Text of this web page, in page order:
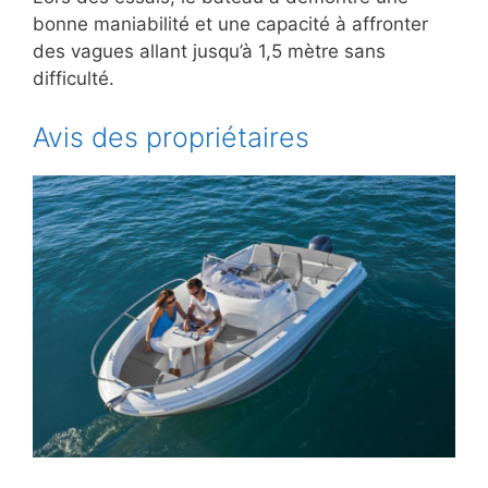
bonne maniabilité et une capacité à affronter
des vagues allant jusqu’à 1,5 mètre sans
difficulté.
Avis des propriétaires